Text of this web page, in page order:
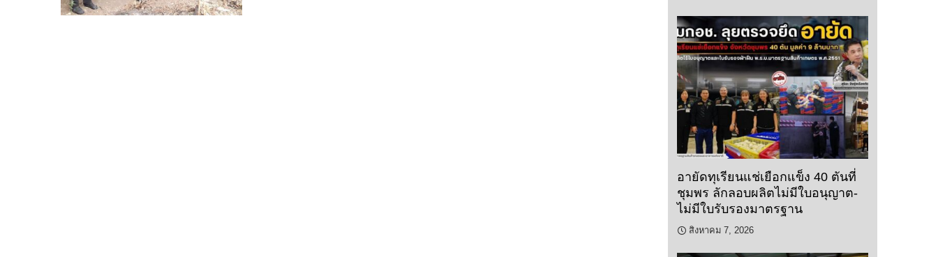
อายัดทุเรียนแช่เยือกแข็ง 40 ตันที่
ชุมพร ลักลอบผลิตไม่มีใบอนุญาต-
ไม่มีใบรับรองมาตรฐาน
สิงหาคม 7, 2026